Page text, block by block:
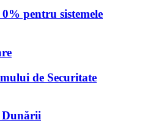
pentru sistemele
de Securitate